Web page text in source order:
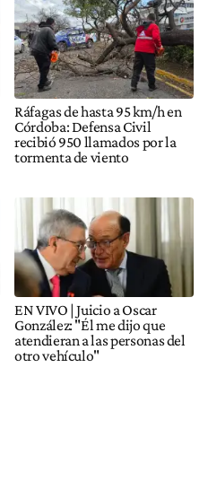
Ráfagas de hasta 95 km/h en
Córdoba: Defensa Civil
recibió 950 llamados por la
tormenta de viento
EN VIVO | Juicio a Oscar
González: "Él me dijo que
atendieran a las personas del
otro vehículo"